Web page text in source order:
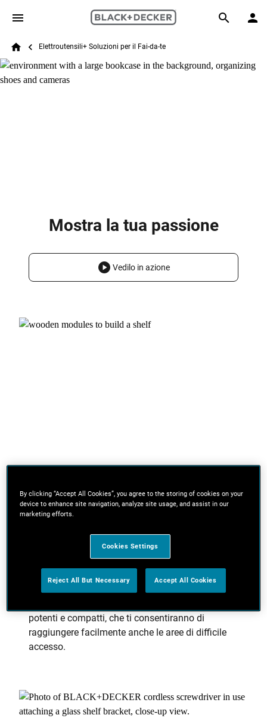
Skip to main content
Search
Breadcrumb
Elettroutensili+ Soluzioni per il Fai-da-te
Mostra la tua passione
Vedilo in azione
Libera la creatività
Qualunque progetto tu stia per iniziare o
terminare, non potrai fare a meno di uno
svitavvita a batteria. La nuova gamma
potenti e compatti, che ti consentiranno di
raggiungere facilmente anche le aree di difficile
accesso.
By clicking “Accept All Cookies”, you agree to the storing of cookies on your
device to enhance site navigation, analyze site usage, and assist in our
marketing efforts.
Cookies Settings
Reject All But Necessary Accept All Cookies